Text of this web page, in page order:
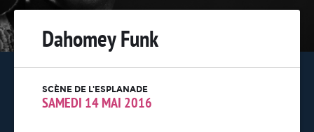
Dahomey Funk
SCÈNE DE L'ESPLANADE
SAMEDI 14 MAI 2016